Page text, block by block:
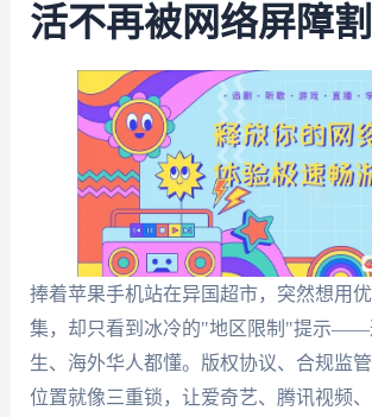
活不再被网络屏障
捧着苹果手机站在异国超市，突然想用
集，却只看到冰冷的"地区限制"提示——
生、海外华人都懂。版权协议、合规监
位置就像三重锁，让爱奇艺、腾讯视频